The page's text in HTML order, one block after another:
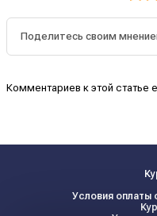
Комментариев к этой статье
Условия оплаты